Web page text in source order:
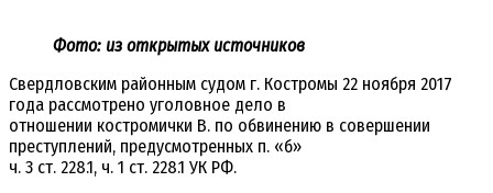
Фото: из открытых источников
Свердловским районным судом г. Костромы 22 ноября 2017
года рассмотрено уголовное дело в
отношении костромички В. по обвинению в совершении
преступлений, предусмотренных п. «б»
ч. 3 ст. 228.1, ч. 1 ст. 228.1 УК РФ.